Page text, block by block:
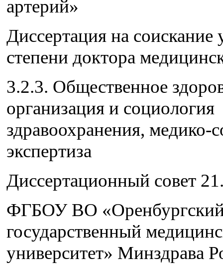
артерий»
Диссертация на соискание
степени доктора
3.2.3. Общественное
организация и социология
здравоохранения, медико-
экспертиза
Диссертационный совет
ФГБОУ ВО
государственный
университет» Минздрава